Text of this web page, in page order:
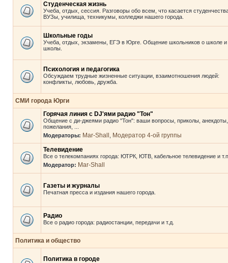
Студенческая жизнь
Учеба, отдых, сессия. Разговоры обо всем, что касается
ВУЗы, училища, техникумы, колледжи нашего города.
Школьные годы
Учеба, отдых, экзамены, ЕГЭ в Юрге. Общение школьников о школе и
школы.
Психология и педагогика
Обсуждаем трудные жизненные ситуации, взаимотношения людей:
конфликты, любовь, дружба.
СМИ города Юрги
Горячая линия с DJ'ями радио "Тон"
Общение с ди-джеями радио "Тон": ваши вопросы, приколы, анекдоты,
пожелания, ...
Модераторы: Mar-Shall
Модератор 4-ой группы
Телевидение
Все о телекомпаниях города: ЮТРК, ЮТВ, кабельное телевидение и
Модератор: Mar-Shall
Газеты и журналы
Печатная пресса и издания нашего города.
Радио
Все о радио города: радиостанции, передачи и т.д.
Политика и общество
Политика в городе